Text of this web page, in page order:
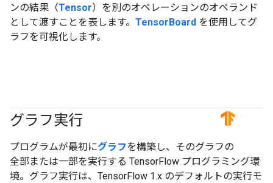
ンの結果（Tensor）を別のオペレーションのオペランド
として渡すことを表します。 TensorBoard を使用してグ
ラフを可視化します。
グラフ実行 #TensorFlow
プログラムが最初にグラフを構築し、そのグラフの
全部または一部を実行する TensorFlow プログラミング環
境。グラフ実行は、TensorFlow 1.x のデフォルトの実行モ